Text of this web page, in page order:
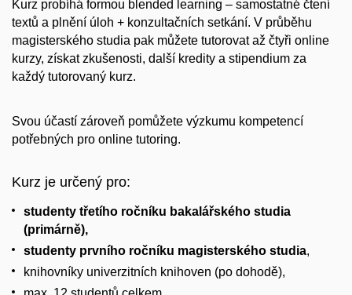
Kurz probíhá formou blended learning – samostatné čtení
textů a plnění úloh + konzultačních setkání. V průběhu
magisterského studia pak můžete tutorovat až čtyři online
kurzy, získat zkušenosti, další kredity a stipendium za
každý tutorovaný kurz.
Svou účastí zároveň pomůžete výzkumu kompetencí
potřebných pro online tutoring.
Kurz je určený pro:
studenty třetího ročníku bakalářského studia
(primárně),
studenty prvního ročníku magisterského studia,
knihovníky univerzitních knihoven (po dohodě),